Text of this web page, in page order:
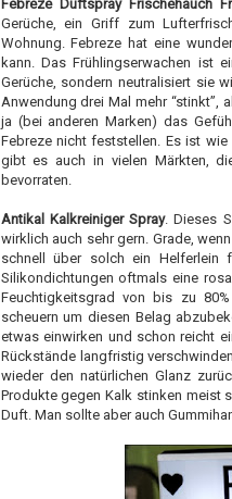
Febreze Duftspray Frischehauch
Gerüche, ein Griff zum
Wohnung. Febreze hat eine
kann. Das Frühlingserwachen ist
Gerüche, sondern neutralisiert sie
Anwendung drei Mal mehr “stinkt”,
ja (bei anderen Marken) das
Febreze nicht feststellen. Es ist
gibt es auch in vielen Märkten,
bevorraten.
Antikal Kalkreiniger Spray. Dieses
wirklich auch sehr gern. Grade,
schnell über solch ein Helferlein
Silikondichtungen oftmals eine
Feuchtigkeitsgrad von bis zu
scheuern um diesen Belag
etwas einwirken und schon reicht
Rückstände langfristig
wieder den natürlichen Glanz
Produkte gegen Kalk stinken meist
Duft. Man sollte aber auch